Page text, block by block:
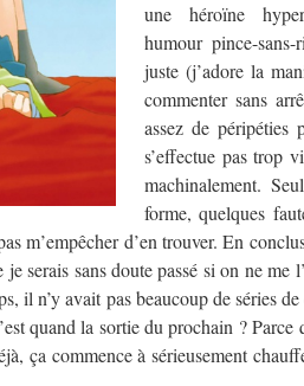
une héroïne
humour pince-
juste (j’adore la
commenter sans
assez de péripéties
s’effectue pas trop
machinalement.
forme, quelques
m’empêcher d’en trouver. En
serais sans doute passé si on ne me
il n’y avait pas beaucoup de séries
quand la sortie du prochain ? Parce
ça commence à sérieusement